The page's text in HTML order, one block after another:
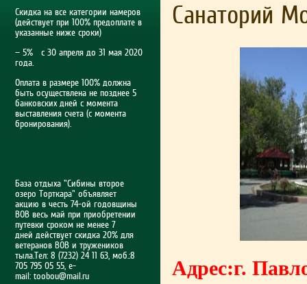
Скидка на все категории намеров
(действует при 100% предоплате в
указанные ниже сроки)
— 5% с 30 апреля до 31 мая 2020
года.
Оплата в размере 100% должна
быть осуществлена не позднее 5
банковских дней с момента
выставления счета (с момента
бронирования).
База отдыха "Сибины второе
озеро Торткара" объявляет
акцию в честь 74-ой годовщины
ВОВ весь май при приобретении
путевки сроком не менее 7
дней действует скидка 20% для
ветеранов ВОВ и тружеников
тыла.Тел: 8 (7232) 24 11 63, моб.:8
705 795 05 55, e-
mail: toobou@mail.ru
Cанаторий
Адрес:г.